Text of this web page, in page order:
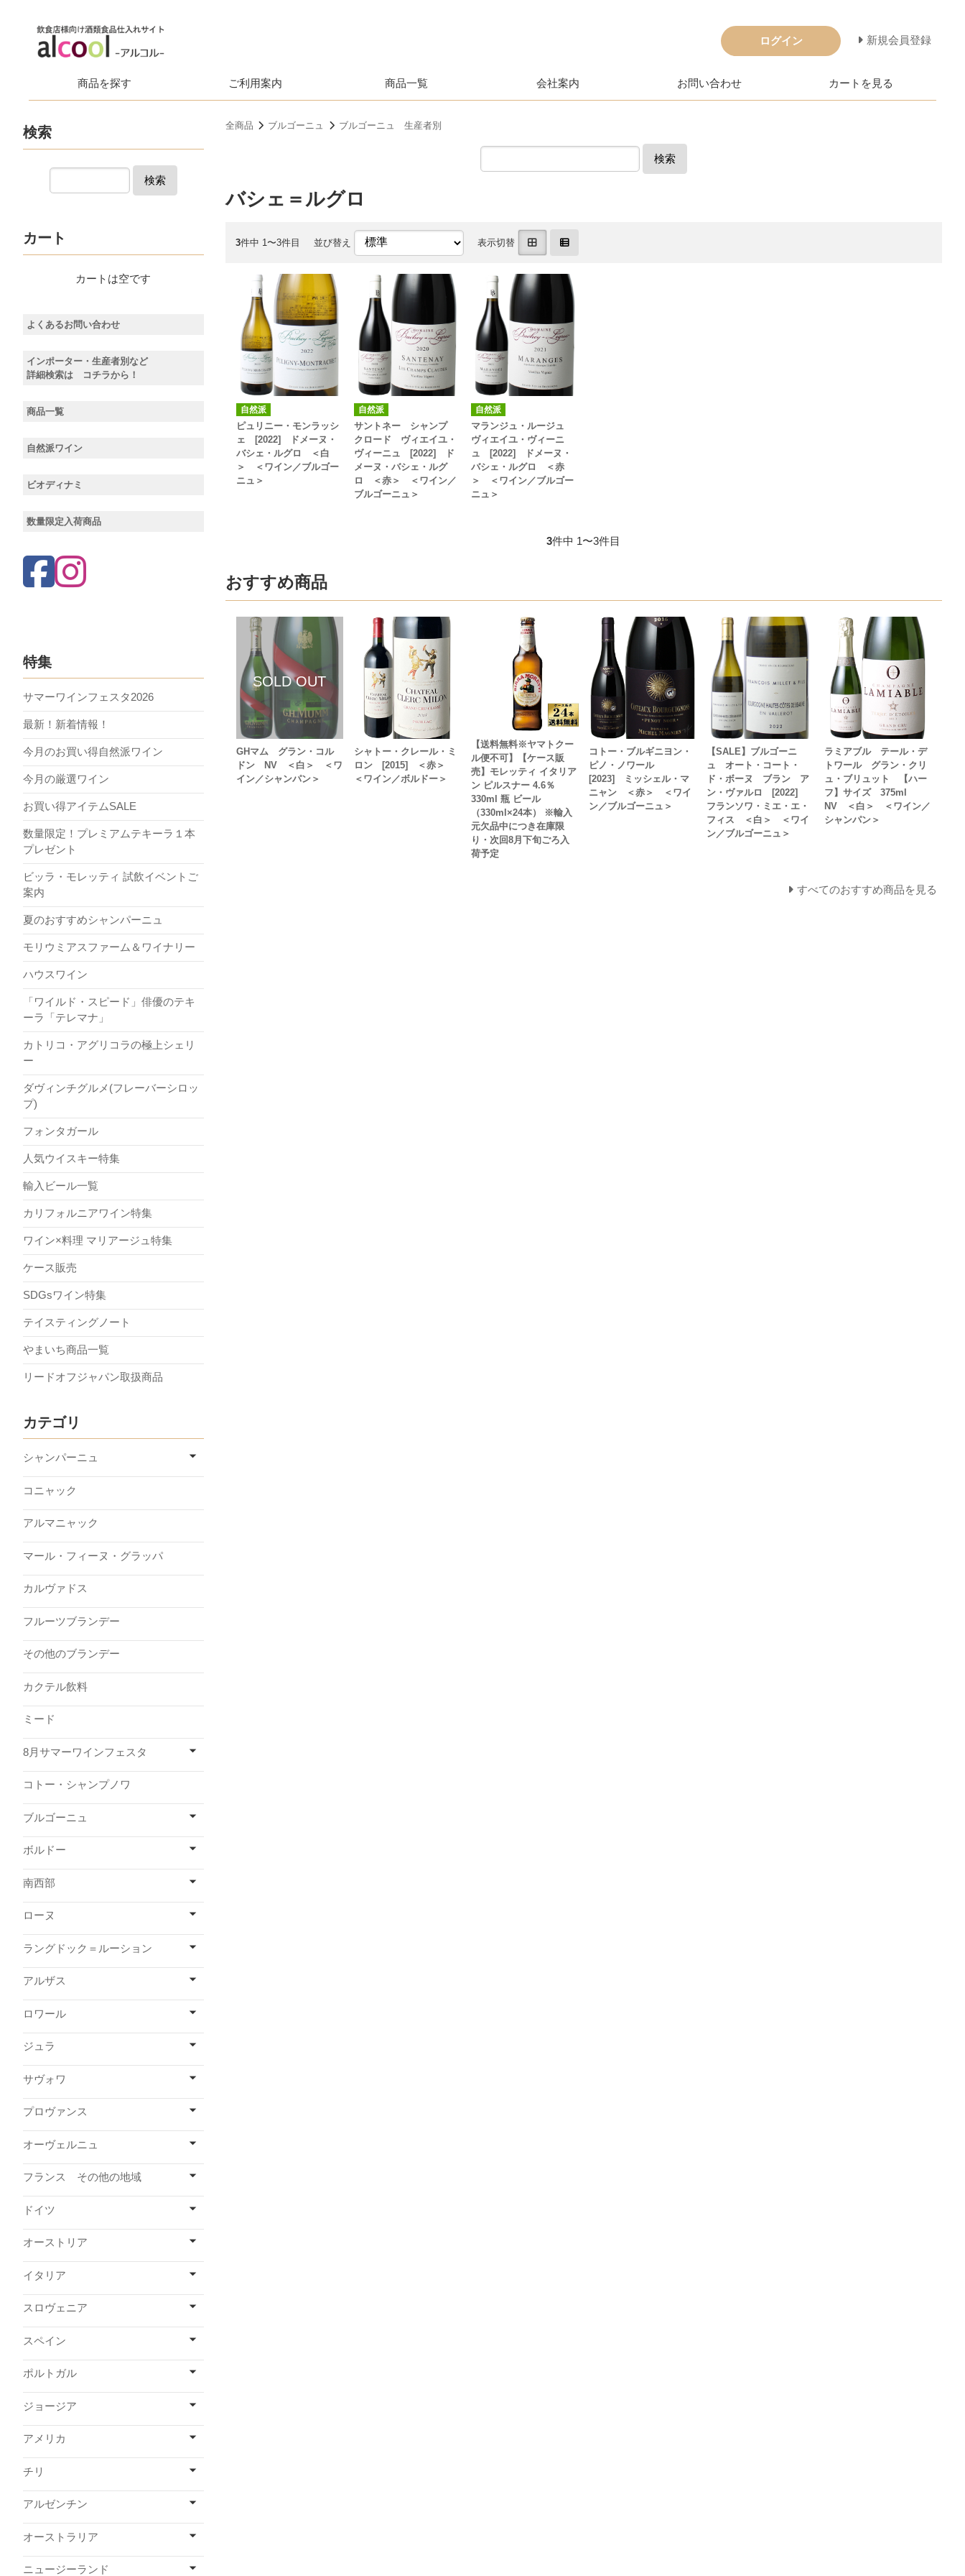
ログイン 新規会員登録
商品を探す ご利用案内 商品一覧 会社案内 お問い合わせ カートを見る
全商品 ブルゴーニュ ブルゴーニュ 生産者別
検索
バシェ＝ルグロ
3件中 1〜3件目 並び替え 表示切替
自然派
ピュリニー・モンラッシ
ェ [2022] ドメーヌ・
バシェ・ルグロ ＜白
＞ ＜ワイン／ブルゴー
ニュ＞
自然派
サントネー シャンプ
クロード ヴィエイユ・
ヴィーニュ [2022] ド
メーヌ・バシェ・ルグ
ロ ＜赤＞ ＜ワイン／
ブルゴーニュ＞
自然派
マランジュ・ルージュ
ヴィエイユ・ヴィーニ
ュ [2022] ドメーヌ・
バシェ・ルグロ ＜赤
＞ ＜ワイン／ブルゴー
ニュ＞
3件中 1〜3件目
おすすめ商品
GHマム グラン・コル
ドン NV ＜白＞ ＜ワ
イン／シャンパン＞
シャトー・クレール・ミ
ロン [2015] ＜赤＞
＜ワイン／ボルドー＞
【送料無料※ヤマトクー
ル便不可】【ケース販
売】モレッティ イタリア
ン ピルスナー 4.6％
330ml 瓶 ビール
（330ml×24本） ※輸入
元欠品中につき在庫限
り・次回8月下旬ごろ入
荷予定
コトー・ブルギニヨン・
ピノ・ノワール
[2023] ミッシェル・マ
ニャン ＜赤＞ ＜ワイ
ン／ブルゴーニュ＞
【SALE】ブルゴーニ
ュ オート・コート・
ド・ボーヌ ブラン ア
ン・ヴァルロ [2022]
フランソワ・ミエ・エ・
フィス ＜白＞ ＜ワイ
ン／ブルゴーニュ＞
ラミアブル テール・デ
トワール グラン・クリ
ュ・ブリュット 【ハー
フ】サイズ 375ml
NV ＜白＞ ＜ワイン／
シャンパン＞
すべてのおすすめ商品を見る
検索
検索
カート
カートは空です
よくあるお問い合わせ
インポーター・生産者別など
詳細検索は コチラから！
商品一覧
自然派ワイン
ビオディナミ
数量限定入荷商品
特集
サマーワインフェスタ2026
最新！新着情報！
今月のお買い得自然派ワイン
今月の厳選ワイン
お買い得アイテムSALE
数量限定！プレミアムテキーラ１本
プレゼント
ビッラ・モレッティ 試飲イベントご
案内
夏のおすすめシャンパーニュ
モリウミアスファーム＆ワイナリー
ハウスワイン
「ワイルド・スピード」俳優のテキ
ーラ「テレマナ」
カトリコ・アグリコラの極上シェリ
ー
ダヴィンチグルメ(フレーバーシロッ
プ)
フォンタガール
人気ウイスキー特集
輸入ビール一覧
カリフォルニアワイン特集
ワイン×料理 マリアージュ特集
ケース販売
SDGsワイン特集
テイスティングノート
やまいち商品一覧
リードオフジャパン取扱商品
カテゴリ
シャンパーニュ
コニャック
アルマニャック
マール・フィーヌ・グラッパ
カルヴァドス
フルーツブランデー
その他のブランデー
カクテル飲料
ミード
8月サマーワインフェスタ
コトー・シャンプノワ
ブルゴーニュ
ボルドー
南西部
ローヌ
ラングドック＝ルーション
アルザス
ロワール
ジュラ
サヴォワ
プロヴァンス
オーヴェルニュ
フランス その他の地域
ドイツ
オーストリア
イタリア
スロヴェニア
スペイン
ポルトガル
ジョージア
アメリカ
チリ
アルゼンチン
オーストラリア
ニュージーランド